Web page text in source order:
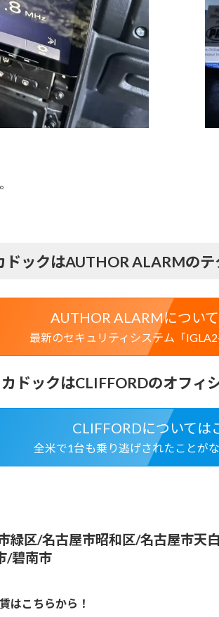
ドックはAUTHOR ALARMのテ
AUTHOR ALARMについ
最新のセキュリティシステム「
ドックはCLIFFORDのオフィ
CLIFFORDについては
全米で1台も乗り逃げされたことが
緑区/名古屋市昭和区/名古屋市
/碧南市
はこちらから！